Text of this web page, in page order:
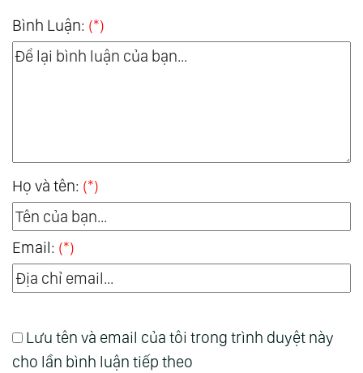
Bình Luận: (*)
Họ và tên: (*)
Email: (*)
Lưu tên và email của tôi trong trình duyệt này
cho lần bình luận tiếp theo